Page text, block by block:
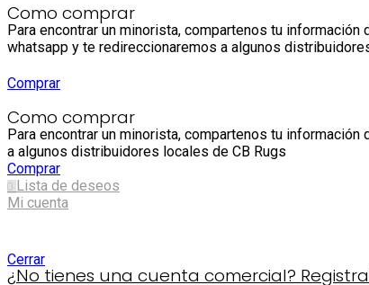
Como comprar
Para encontrar un minorista, compartenos tu información
whatsapp y te redireccionaremos a algunos
Comprar
Como comprar
Para encontrar un minorista, compartenos tu
a algunos distribuidores locales de CB Rugs
Comprar
0 Lista de deseos
Mi cuenta
Cerrar
¿No tienes una cuenta comercial?